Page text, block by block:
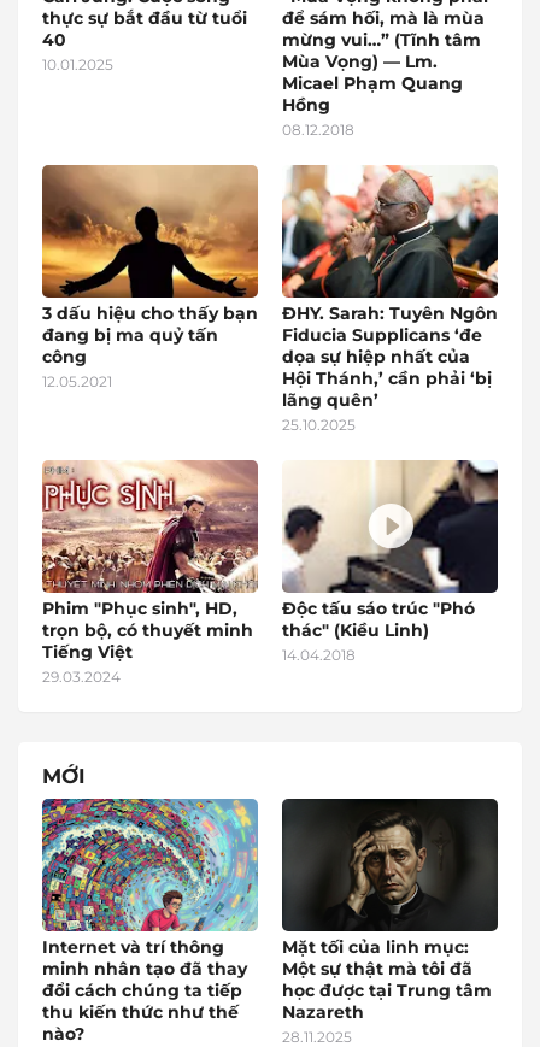
thực sự bắt đầu từ tuổi
40
10.01.2025
để sám hối, mà là mùa
mừng vui…” (Tĩnh tâm
Mùa Vọng) — Lm.
Micael Phạm Quang
Hồng
08.12.2018
3 dấu hiệu cho thấy bạn
đang bị ma quỷ tấn
công
12.05.2021
ĐHY. Sarah: Tuyên Ngôn
Fiducia Supplicans ‘đe
dọa sự hiệp nhất của
Hội Thánh,’ cần phải ‘bị
lãng quên’
25.10.2025
Phim "Phục sinh", HD,
trọn bộ, có thuyết minh
Tiếng Việt
29.03.2024
Độc tấu sáo trúc "Phó
thác" (Kiều Linh)
14.04.2018
MỚI
Internet và trí thông
minh nhân tạo đã thay
đổi cách chúng ta tiếp
thu kiến thức như thế
nào?
Mặt tối của linh mục:
Một sự thật mà tôi đã
học được tại Trung tâm
Nazareth
28.11.2025